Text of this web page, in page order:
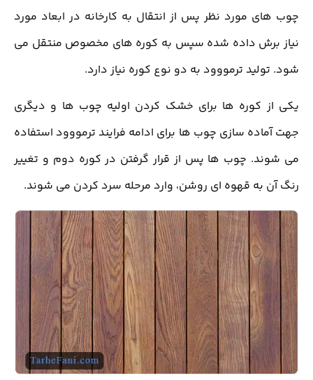
چوب های مورد نظر پس از انتقال به کارخانه در ابعاد مورد
نیاز برش داده شده سپس به کوره های مخصوص منتقل می
شود. تولید ترمووود به دو نوع کوره نیاز دارد.
یکی از کوره ها برای خشک کردن اولیه چوب ها و دیگری
جهت آماده سازی چوب ها برای ادامه فرایند ترمووود استفاده
می شوند. چوب ها پس از قرار گرفتن در کوره دوم و تغییر
رنگ آن به قهوه ای روشن، وارد مرحله سرد کردن می شوند.